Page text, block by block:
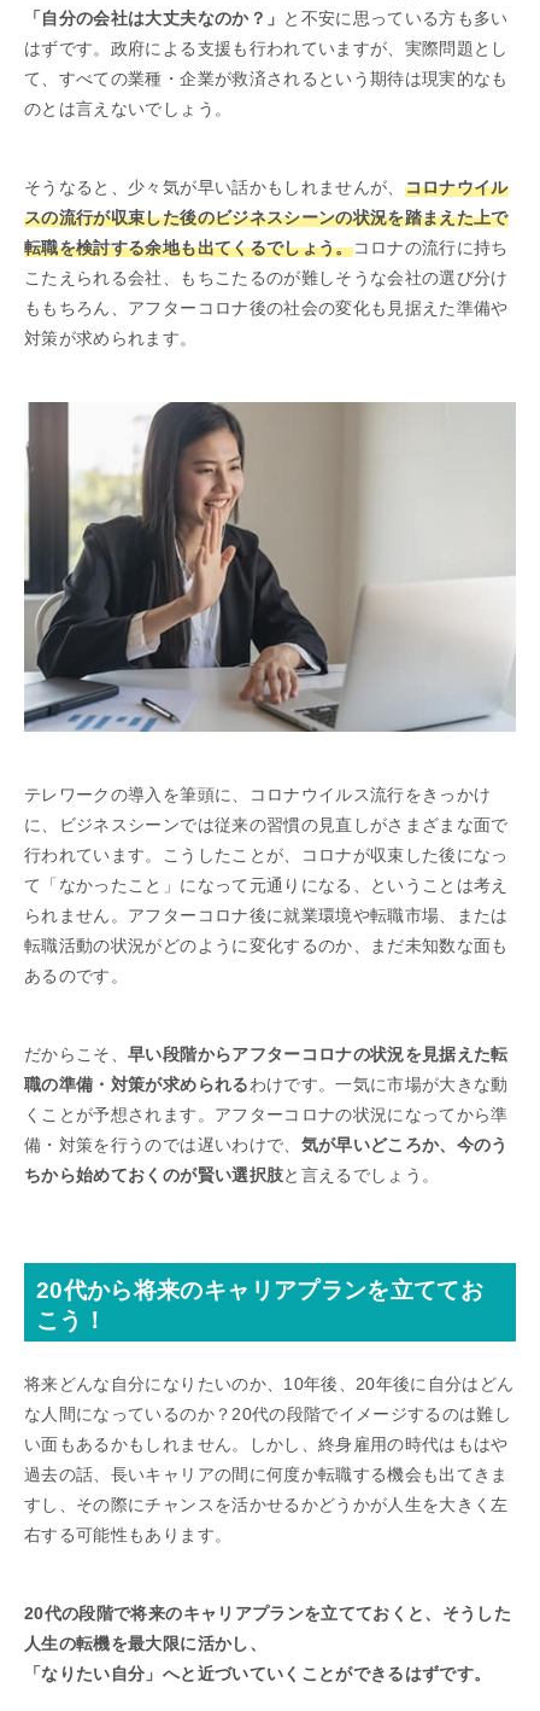
「自分の会社は大丈夫なのか？」 と不安に思っている方も多い
はずです。政府による支援も行われていますが、実際問題とし
て、すべての業種・企業が救済されるという期待は現実的なも
のとは言えないでしょう。
そうなると、少々気が早い話かもしれませんが、 コロナウイル
スの流行が収束した後のビジネスシーンの状況を踏まえた上で
転職を検討する余地も出てくるでしょう。コロナの流行に持ち
こたえられる会社、もちこたるのが難しそうな会社の選び分け
ももちろん、アフターコロナ後の社会の変化も見据えた準備や
対策が求められます。
テレワークの導入を筆頭に、コロナウイルス流行をきっかけ
に、ビジネスシーンでは従来の習慣の見直しがさまざまな面で
行われています。こうしたことが、コロナが収束した後になっ
て「なかったこと」になって元通りになる、ということは考え
られません。アフターコロナ後に就業環境や転職市場、または
転職活動の状況がどのように変化するのか、まだ未知数な面も
あるのです。
だからこそ、早い段階からアフターコロナの状況を見据えた転
職の準備・対策が求められるわけです。一気に市場が大きな動
くことが予想されます。アフターコロナの状況になってから準
備・対策を行うのでは遅いわけで、 気が早いどころか、今のう
ちから始めておくのが賢い選択肢と言えるでしょう。
20代から将来のキャリアプランを立ててお
こう！
将来どんな自分になりたいのか、10年後、20年後に自分はどん
な人間になっているのか？20代の段階でイメージするのは難し
い面もあるかもしれません。しかし、終身雇用の時代はもはや
過去の話、長いキャリアの間に何度か転職する機会も出てきま
すし、その際にチャンスを活かせるかどうかが人生を大きく左
右する可能性もあります。
20代の段階で将来のキャリアプランを立てておくと、そうした
人生の転機を最大限に活かし、
「なりたい自分」へと近づいていくことができるはずです。